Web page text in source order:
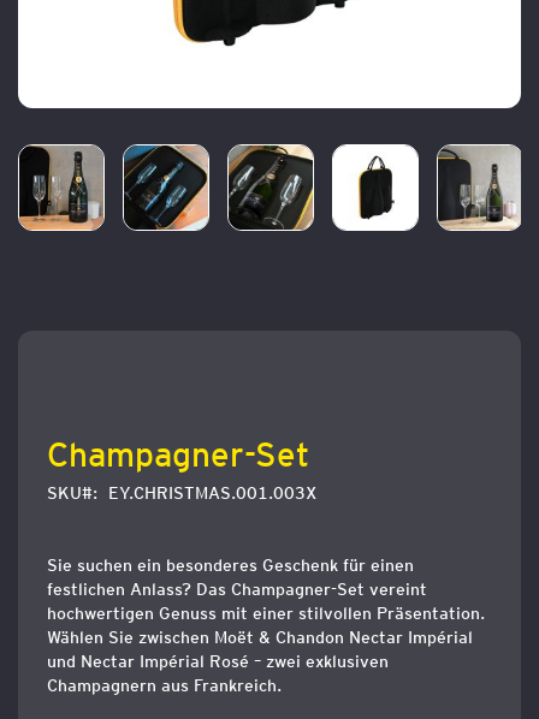
Champagner-Set
SKU EY.CHRISTMAS.001.003X
Sie suchen ein besonderes Geschenk für einen
festlichen Anlass? Das Champagner-Set vereint
hochwertigen Genuss mit einer stilvollen Präsentation.
Wählen Sie zwischen Moët & Chandon Nectar Impérial
und Nectar Impérial Rosé – zwei exklusiven
Champagnern aus Frankreich.